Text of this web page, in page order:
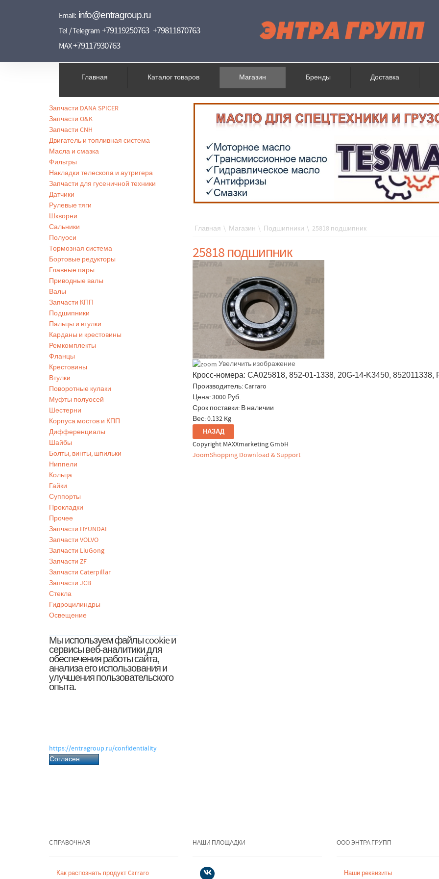
Email: info@entragroup.ru
Tel / Telegram +79119250763 +79811870763
MAX+79117930763
Главная Каталог товаров Магазин Бренды Доставка
Запчасти DANA SPICER
Запчасти O&K
Запчасти CNH
Двигатель и топливная система
Масла и смазка
Фильтры
Накладки телескопа и аутригера
Запчасти для гусеничной техники
Датчики
Рулевые тяги
Шкворни
Сальники
Полуоси
Тормозная система
Бортовые редукторы
Главные пары
Приводные валы
Валы
Запчасти КПП
Подшипники
Пальцы и втулки
Карданы и крестовины
Ремкомплекты
Фланцы
Крестовины
Втулки
Поворотные кулаки
Муфты полуосей
Шестерни
Корпуса мостов и КПП
Дифференциалы
Шайбы
Болты, винты, шпильки
Ниппели
Кольца
Гайки
Суппорты
Прокладки
Прочее
Запчасти HYUNDAI
Запчасти VOLVO
Запчасти LiuGong
Запчасти ZF
Запчасти Caterpillar
Запчасти JCB
Стекла
Гидроцилиндры
Освещение
Мы используем файлы cookie и
сервисы веб-аналитики для
обеспечения работы сайта,
анализа его использования и
улучшения пользовательского
опыта.
https://entragroup.ru/confidentiality
Согласен
Главная \ Магазин \ Подшипники \ 25818 подшипник
25818 подшипник
Увеличить изображение
Кросс-номера: CA025818, 852-01-1338, 20G-14-K3450, 852011338,
Производитель:Carraro
Цена:3000 Руб.
Срок поставки: В наличии
Вес:0.132 Kg
Copyright MAXXmarketing GmbH
JoomShopping Download & Support
СПРАВОЧНАЯ
Как распознать продукт Carraro
НАШИ ПЛОЩАДКИ ООО ЭНТРА ГРУПП
Наши реквизиты